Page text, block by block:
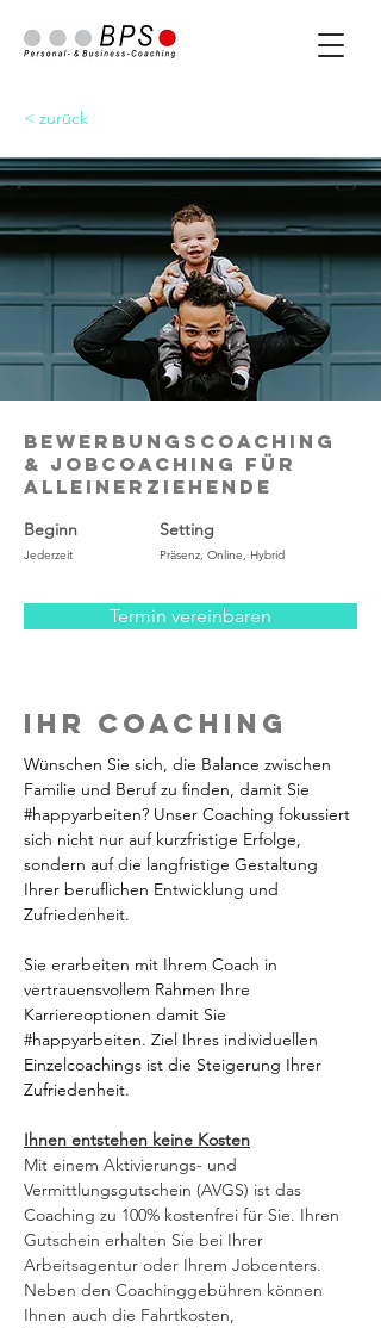
< zurück
Bewerbungscoaching
& Jobcoaching für
Alleinerziehende
Beginn
Jederzeit
Setting
Präsenz, Online, Hybrid
Termin vereinbaren
Ihr Coaching
Wünschen Sie sich, die Balance zwischen
Familie und Beruf zu finden, damit Sie
#happyarbeiten? Unser Coaching fokussiert
sich nicht nur auf kurzfristige Erfolge,
sondern auf die langfristige Gestaltung
Ihrer beruflichen Entwicklung und
Zufriedenheit.
Sie erarbeiten mit Ihrem Coach in
vertrauensvollem Rahmen Ihre
Karriereoptionen damit Sie
#happyarbeiten. Ziel Ihres individuellen
Einzelcoachings ist die Steigerung Ihrer
Zufriedenheit.
Ihnen entstehen keine Kosten
Mit einem Aktivierungs- und
Vermittlungsgutschein (AVGS) ist das
Coaching zu 100% kostenfrei für Sie. Ihren
Gutschein erhalten Sie bei Ihrer
Arbeitsagentur oder Ihrem Jobcenters.
Neben den Coachinggebühren können
Ihnen auch die Fahrtkosten,